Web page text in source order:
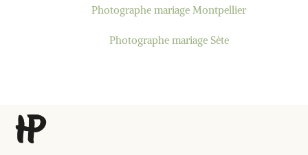
Photographe mariage Montpellier
Photographe mariage Sète